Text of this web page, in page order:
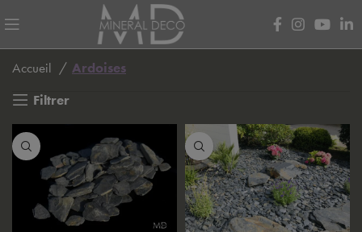
Avant de continuer, contrôlez l'utilisation de vos données
Accueil
Ardoises
Filtrer